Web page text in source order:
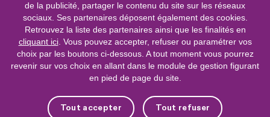
de la publicité, partager le contenu du site sur les réseaux
sociaux. Ses partenaires déposent également des cookies.
Retrouvez la liste des partenaires ainsi que les finalités en
cliquant ici. Vous pouvez accepter, refuser ou paramétrer vos
choix par les boutons ci-dessous. A tout moment vous pourrez
revenir sur vos choix en allant dans le module de gestion figurant
en pied de page du site.
Tout accepter Tout refuser
Facebook
0 800 11 10 09
Service &
appel gratuits
Nous contacter
Plateforme de mise en contact LSF